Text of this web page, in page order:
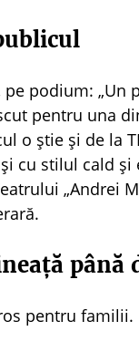
podium: „Un
pentru una
o știe și de la
cu stilul cald
„Andrei
până
pentru familii.